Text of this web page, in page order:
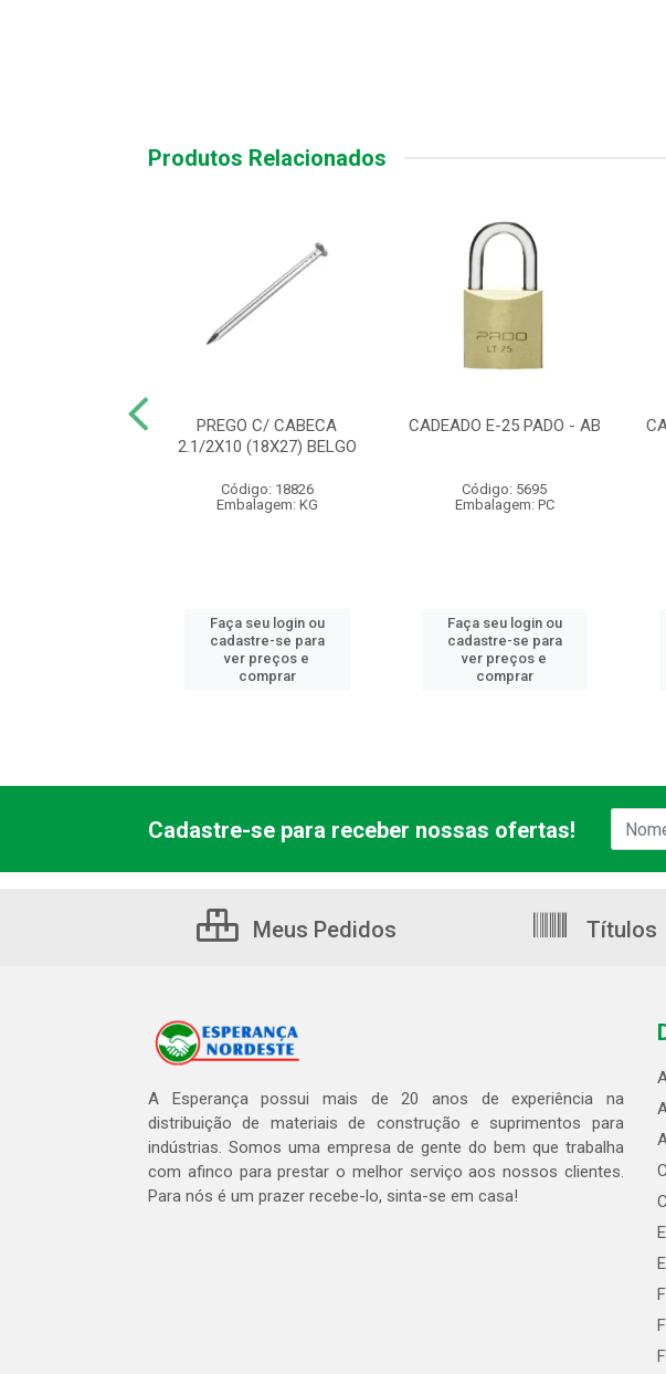
Produtos Relacionados
PREGO C/ CABECA
2.1/2X10 (18X27) BELGO
Código: 18826
Embalagem: KG
Faça seu login ou
cadastre-se para
ver preços e
comprar
CADEADO E-25 PADO - AB
Código: 5695
Embalagem: PC
Faça seu login ou
cadastre-se para
ver preços e
comprar
Cadastre-se para receber nossas ofertas!
Meus Pedidos Títulos
A Esperança possui mais de 20 anos de experiência na
distribuição de materiais de construção e suprimentos para
indústrias. Somos uma empresa de gente do bem que trabalha
com afinco para prestar o melhor serviço aos nossos clientes.
Para nós é um prazer recebe-lo, sinta-se em casa!